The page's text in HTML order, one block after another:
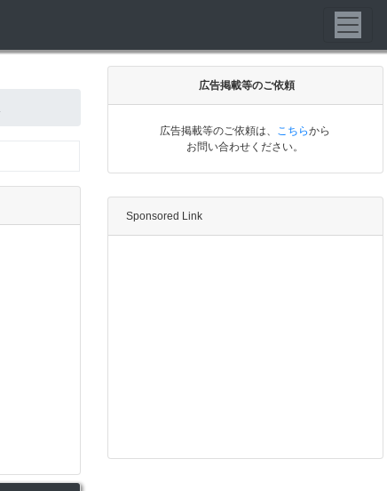
広告掲載等のご依頼
広告掲載等のご依頼は、 こちらから
お問い合わせください。
Sponsored Link